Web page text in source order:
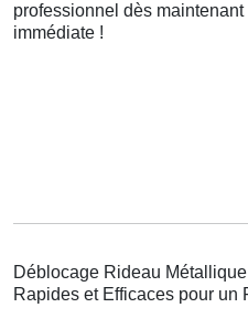
professionnel dès
immédiate !
Déblocage Rideau
Rapides et Efficaces pour un